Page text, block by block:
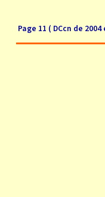
Page 11 ( DCcn de 2004